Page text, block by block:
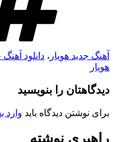
جدید هویار، دانلود آهنگ
را بنویسید
نوشتن دیدگاه بایدوارد
نوشته